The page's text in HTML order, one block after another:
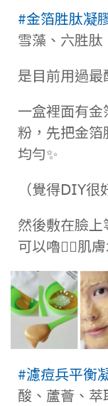
#金箔胜肽凝
雪藻、六胜肽
是目前用過最
一盒裡面有
粉，先把金
均勻✨
（覺得𝖣𝖨𝖸很
然後敷在臉
可以嚕👌🏻肌
#濾痘兵平衡
酸、蘆薈、萃